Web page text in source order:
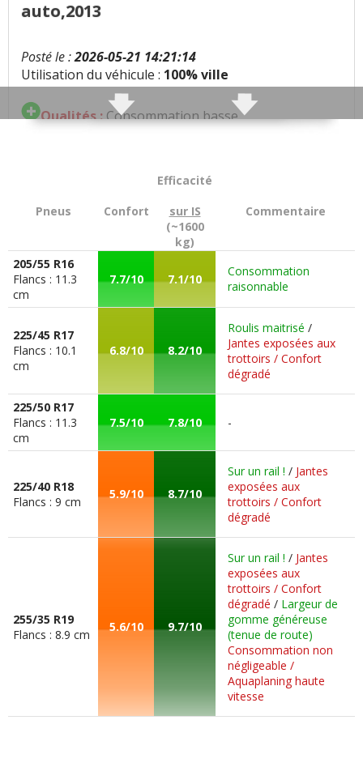
auto,2013
Posté le :2026-05-21 14:21:14
Utilisation du véhicule : 100% ville
Qualités :Consommation basse
Consommation moyenne :5l/100
Problèmes rencontrés :Clim en rade par moments
Note :/20
Prix assurance :
1600 euros/an (Assureur : MACSF)
(type de contrat : toutes garanties) (Bonus/Malus :
50 % bonus)
Ras le bol de la clim et ses pannes(GAZ VeRIFIÉ)
Commenter cet avis
après validation)
avis >>
Pneus Confort
Efficacité
sur IS
(~1600
kg)
Commentaire
205/55 R16
Flancs : 11.3
cm
7.7/10 7.1/10
Consommation
raisonnable
225/45 R17
Flancs : 10.1
cm
6.8/10 8.2/10
Roulis maitrisé /
Jantes exposées aux
trottoirs / Confort
dégradé
225/50 R17
Flancs : 11.3
cm
7.5/10 7.8/10 -
225/40 R18
Flancs : 9 cm
5.9/10 8.7/10
Sur un rail ! / Jantes
exposées aux
trottoirs / Confort
dégradé
255/35 R19
Flancs : 8.9 cm
5.6/10 9.7/10
Sur un rail ! / Jantes
exposées aux
trottoirs / Confort
dégradé / Largeur de
gomme généreuse
(tenue de route)
Consommation non
négligeable /
Aquaplaning haute
vitesse